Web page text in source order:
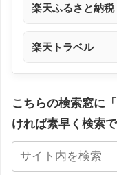
楽天ふるさと納税
楽天トラベル
こちらの検索窓に
ければ素早く検索で